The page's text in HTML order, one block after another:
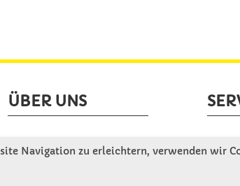
ÜBER UNS
Wir stellen uns vor
Navigation zu erleichtern, verwenden wir